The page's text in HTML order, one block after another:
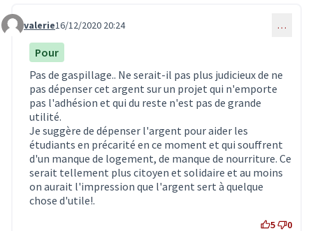
Commentaire 2422
valerie16/12/2020 20:24 …
Pour
Pas de gaspillage.. Ne serait-il pas plus judicieux de ne
pas dépenser cet argent sur un projet qui n'emporte
pas l'adhésion et qui du reste n'est pas de grande
utilité.
Je suggère de dépenser l'argent pour aider les
étudiants en précarité en ce moment et qui souffrent
d'un manque de logement, de manque de nourriture. Ce
serait tellement plus citoyen et solidaire et au moins
on aurait l'impression que l'argent sert à quelque
chose d'utile!.
5 0